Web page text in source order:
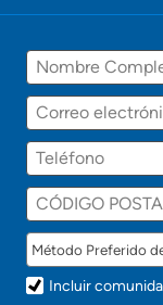
r
á
r
n
t
!
Nombre
Correo
electrónico
Teléfono
Incluir